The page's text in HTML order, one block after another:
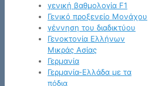
γενική βαθμολογία F1
Γενικό προξενείο Μονάχου
γέννηση του διαδικτύου
Γενοκτονία Ελλήνων
Μικράς Ασίας
Γερμανία
Γερμανία-Ελλάδα με τα
πόδια